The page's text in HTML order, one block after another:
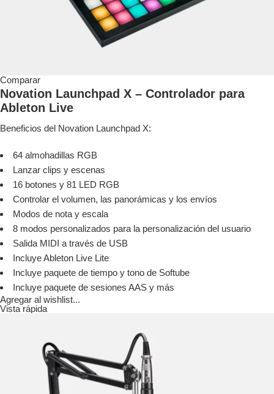
Comparar
Novation Launchpad X – Controlador para
Ableton Live
Beneficios del Novation Launchpad X:
64 almohadillas RGB
Lanzar clips y escenas
16 botones y 81 LED RGB
Controlar el volumen, las panorámicas y los envíos
Modos de nota y escala
8 modos personalizados para la personalización del usuario
Salida MIDI a través de USB
Incluye Ableton Live Lite
Incluye paquete de tiempo y tono de Softube
Incluye paquete de sesiones AAS y más
Agregar al wishlist...
Vista rápida